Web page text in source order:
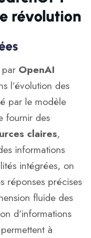
révolution
par OpenAI
l’évolution des
par le modèle
fournir des
claires,
informations
intégrées, on
réponses précises
fluide des
d’informations
à